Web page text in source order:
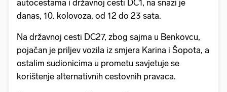
autocestama i državnoj cesti DC1, na snazi je
danas, 10. kolovoza, od 12 do 23 sata.
Na državnoj cesti DC27, zbog sajma u Benkovcu,
pojačan je priljev vozila iz smjera Karina i Šopota, a
ostalim sudionicima u prometu savjetuje se
korištenje alternativnih cestovnih pravaca.